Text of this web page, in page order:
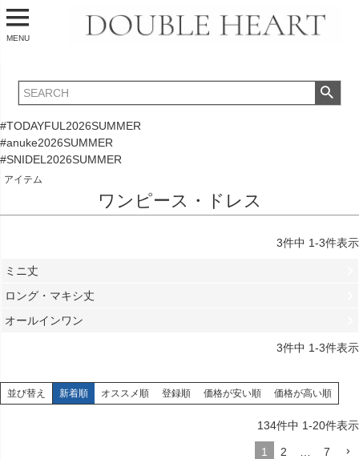
MENU
#TODAYFUL2026SUMMER
#anuke2026SUMMER
#SNIDEL2026SUMMER
アイテム
ワンピース・ドレス
3件中 1-3件表示
ミニ丈
ロング・マキシ丈
オールインワン
3件中 1-3件表示
並び替え 新着順 オススメ順 登録順 価格が安い順 価格が高い順
134件中 1-20件表示
1 2 7